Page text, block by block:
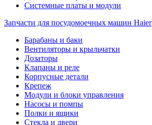
Системные платы и модули
Запчасти для посудомоечных машин Haier
Барабаны и баки
Вентиляторы и крыльчатки
Дозаторы
Клапаны и реле
Корпусные детали
Крепеж
Модули и блоки управления
Насосы и помпы
Полки и ящики
Стекла и двери